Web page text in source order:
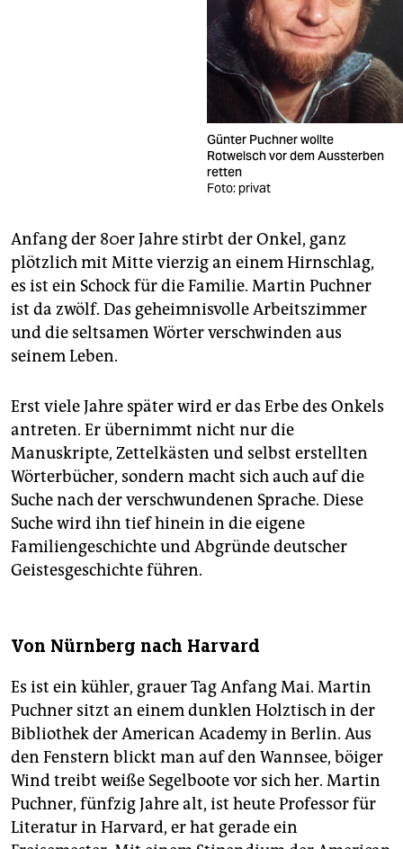
Günter Puchner wollte
Rotwelsch vor dem Aussterben
retten
Foto: privat
Anfang der 80er Jahre stirbt der Onkel, ganz
plötzlich mit Mitte vierzig an einem Hirnschlag,
es ist ein Schock für die Familie. Martin Puchner
ist da zwölf. Das geheimnisvolle Arbeitszimmer
und die seltsamen Wörter verschwinden aus
seinem Leben.
Erst viele Jahre später wird er das Erbe des Onkels
antreten. Er übernimmt nicht nur die
Manuskripte, Zettelkästen und selbst erstellten
Wörterbücher, sondern macht sich auch auf die
Suche nach der verschwundenen Sprache. Diese
Suche wird ihn tief hinein in die eigene
Familiengeschichte und Abgründe deutscher
Geistesgeschichte führen.
Von Nürnberg nach Harvard
Es ist ein kühler, grauer Tag Anfang Mai. Martin
Puchner sitzt an einem dunklen Holztisch in der
Bibliothek der American Academy in Berlin. Aus
den Fenstern blickt man auf den Wannsee, böiger
Wind treibt weiße Segelboote vor sich her. Martin
Puchner, fünfzig Jahre alt, ist heute Professor für
Literatur in Harvard, er hat gerade ein